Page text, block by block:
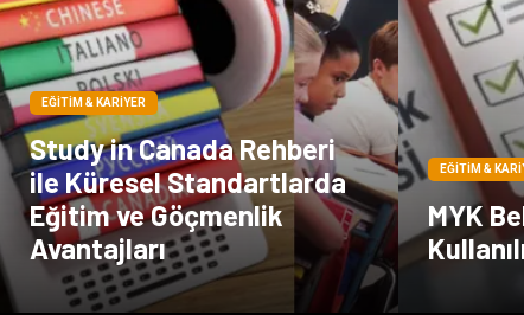
EĞITIM & KARIYER
Study in Canada Rehberi
ile Küresel Standartlarda
Eğitim ve Göçmenlik
Avantajları
EĞITIM &
MYK